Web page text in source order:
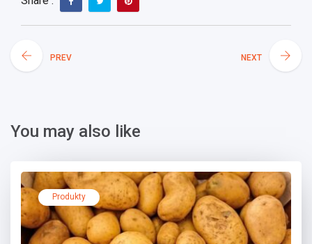
PREV NEXT
You may also like
Produkty